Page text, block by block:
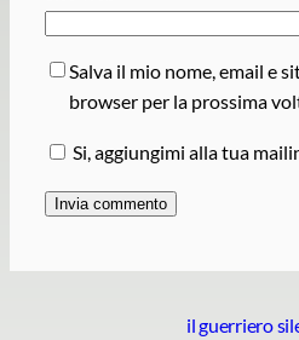
Salva il mio nome, email e
browser per la prossima
Si, aggiungimi alla tua
il guerriero